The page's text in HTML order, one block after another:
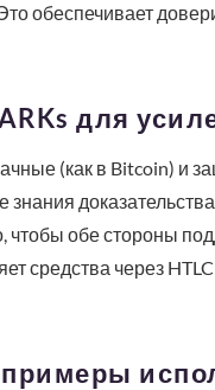
обеспечивает
для
(как в Bitcoin)
знания
чтобы обе стороны
средства через